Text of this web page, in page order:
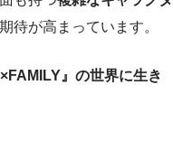
待が高まっています。
』の世界に生き